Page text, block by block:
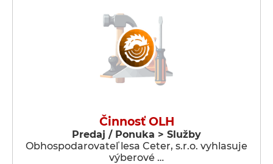
Činnosť OLH
Predaj / Ponuka > Služby
Obhospodarovateľ lesa Ceter, s.r.o. vyhlasuje
výberové …